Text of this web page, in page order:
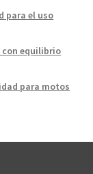
para el uso
con equilibrio
para motos